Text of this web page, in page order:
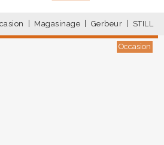
Magasinage Gerbeur STILL
Occasion